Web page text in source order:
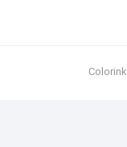
Colorink